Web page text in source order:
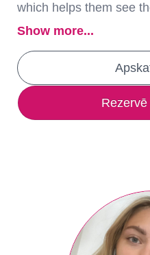
which helps them see
Show more...